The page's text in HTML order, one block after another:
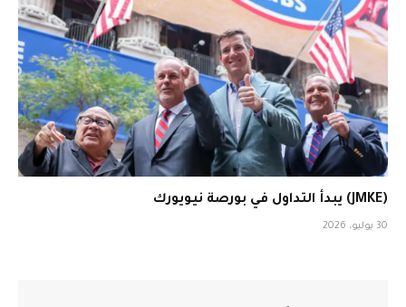
(JMKE) يبدأ التداول في بورصة نيويورك
30 يوليو، 2026